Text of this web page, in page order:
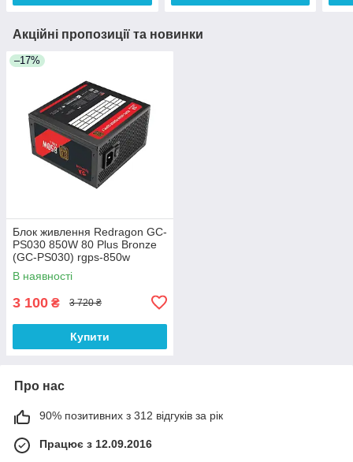
Акційні пропозиції та новинки
–17%
Блок живлення Redragon GC-
PS030 850W 80 Plus Bronze
(GC-PS030) rgps-850w
В наявності
3 100 ₴ 3 720 ₴
Купити
Про нас
90% позитивних з 312 відгуків за рік
Працює з 12.09.2016